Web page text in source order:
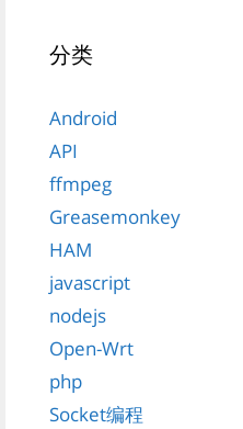
分类
Android
API
ffmpeg
Greasemonkey
HAM
javascript
nodejs
Open-Wrt
php
Socket编程